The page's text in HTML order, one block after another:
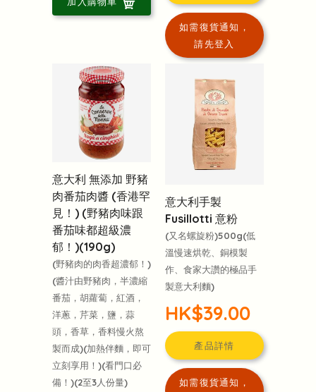
如需復貨通知，
請先登入
意大利 無添加 野豬
肉番茄肉醬 (香港罕
見！) (野豬肉味跟
番茄味都超級濃
郁！)(190g)
(野豬肉的肉香超濃郁！)
(醬汁由野豬肉，半濃縮
番茄，胡蘿蔔，紅酒，
洋蔥，芹菜，鹽，蒜
頭，香草，香料慢火熬
製而成)(加熱伴麵，即可
立刻享用！)(看門口必
備！)(2至3人份量)
意大利手製
Fusillotti 意粉
(又名螺旋粉)500g(低
溫慢速烘乾、銅模製
作、食家大讚的極品手
製意大利麵)
HK$39.00
產品詳情
如需復貨通知，